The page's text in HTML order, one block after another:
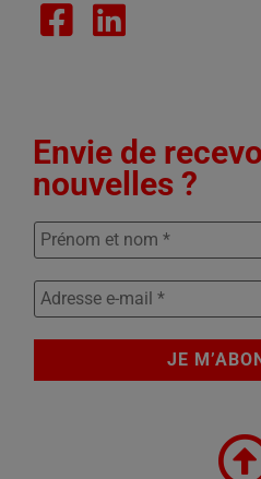
Envie de
nouvelles ?